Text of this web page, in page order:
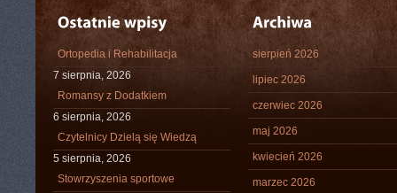
Ortopedia i Rehabilitacja
7 sierpnia, 2026
Romansy z Dodatkiem
6 sierpnia, 2026
Czytelnicy Dzielą się Wiedzą
5 sierpnia, 2026
Stowrzyszenia sportowe
sierpień 2026
lipiec 2026
czerwiec 2026
maj 2026
kwiecień 2026
marzec 2026